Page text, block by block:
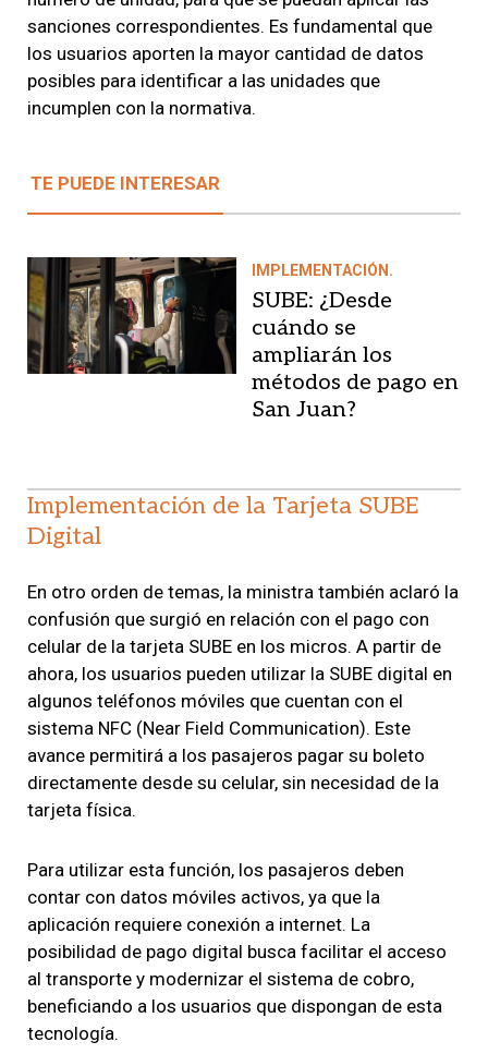
sanciones correspondientes. Es fundamental que
los usuarios aporten la mayor cantidad de datos
posibles para identificar a las unidades que
incumplen con la normativa.
TE PUEDE INTERESAR
IMPLEMENTACIÓN.
SUBE: ¿Desde
cuándo se
ampliarán los
métodos de pago en
San Juan?
Implementación de la Tarjeta SUBE
Digital
En otro orden de temas, la ministra también aclaró la
confusión que surgió en relación con el pago con
celular de la tarjeta SUBE en los micros. A partir de
ahora, los usuarios pueden utilizar la SUBE digital en
algunos teléfonos móviles que cuentan con el
sistema NFC (Near Field Communication). Este
avance permitirá a los pasajeros pagar su boleto
directamente desde su celular, sin necesidad de la
tarjeta física.
Para utilizar esta función, los pasajeros deben
contar con datos móviles activos, ya que la
aplicación requiere conexión a internet. La
posibilidad de pago digital busca facilitar el acceso
al transporte y modernizar el sistema de cobro,
beneficiando a los usuarios que dispongan de esta
tecnología.